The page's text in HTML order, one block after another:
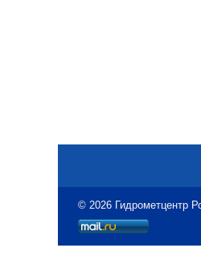
© 2026 Гидрометцентр